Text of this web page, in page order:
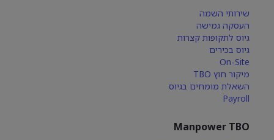
שירותי השמה
העסקה גמישה
גיוס לתקופות קצרות
גיוס בכירים
On-Site
מיקור חוץ TBO
השאלת מומחים בגיוס
Payroll
Manpower TBO